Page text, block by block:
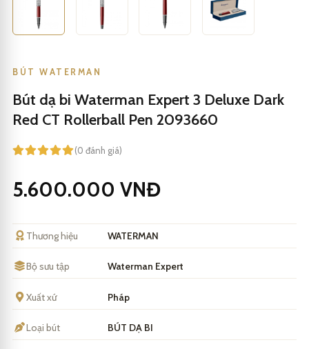
BÚT WATERMAN
Bút dạ bi Waterman Expert 3 Deluxe Dark
Red CT Rollerball Pen 2093660
(0 đánh giá)
5.600.000 VNĐ
Thương hiệu WATERMAN
Bộ sưu tập Waterman Expert
Xuất xứ Pháp
Loại bút BÚT DẠ BI